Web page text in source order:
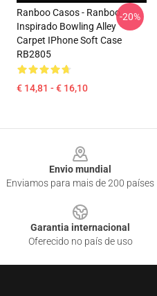
Ranboo Casos - Ranboo
Inspirado Bowling Alley
Carpet IPhone Soft Case
RB2805
€ 14,81 - € 16,10
-20%
Envio mundial
Enviamos para mais de 200 países
Garantia internacional
Oferecido no país de uso